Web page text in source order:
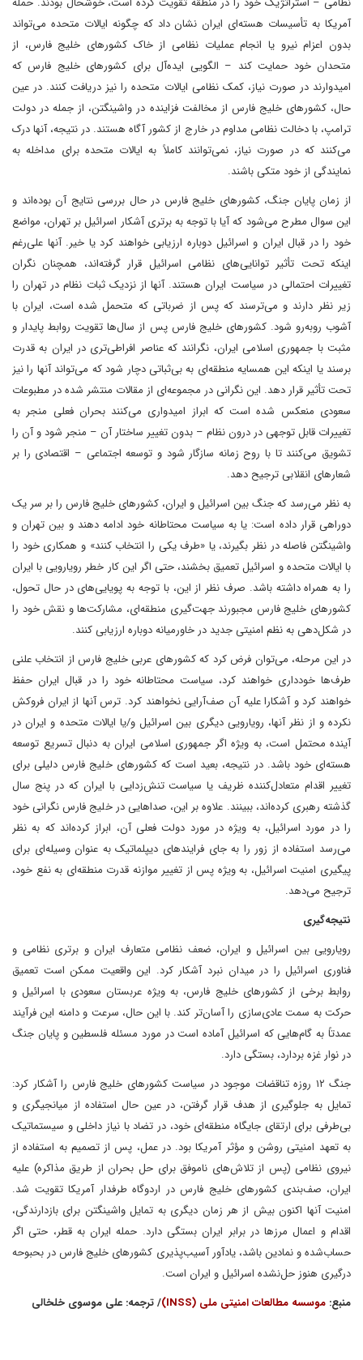
آمریکا به تأسیسات هسته‌ای ایران نشان داد که چگونه ایالات متحده می‌تواند
بدون اعزام نیرو یا انجام عملیات نظامی از خاک کشورهای خلیج فارس، از
متحدان خود حمایت کند – الگویی ایده‌آل برای کشورهای خلیج فارس که
امیدوارند در صورت نیاز، کمک نظامی ایالات متحده را نیز دریافت کنند. در عین
حال، کشورهای خلیج فارس از مخالفت فزاینده در واشینگتن، از جمله در دولت
ترامپ، با دخالت نظامی مداوم در خارج از کشور آگاه هستند. در نتیجه، آنها درک
می‌کنند که در صورت نیاز، نمی‌توانند کاملاً به ایالات متحده برای مداخله به
نمایندگی از خود متکی باشند.
از زمان پایان جنگ، کشورهای خلیج فارس در حال بررسی نتایج آن بوده‌اند و
این سوال مطرح می‌شود که آیا با توجه به برتری آشکار اسرائیل بر تهران، مواضع
خود را در قبال ایران و اسرائیل دوباره ارزیابی خواهند کرد یا خیر. آنها علی‌رغم
اینکه تحت تأثیر توانایی‌های نظامی اسرائیل قرار گرفته‌اند، همچنان نگران
تغییرات احتمالی در سیاست ایران هستند. آنها از نزدیک ثبات نظام در تهران را
زیر نظر دارند و می‌ترسند که پس از ضرباتی که متحمل شده است، ایران با
آشوب روبه‌رو شود. کشورهای خلیج فارس پس از سال‌ها تقویت روابط پایدار و
مثبت با جمهوری اسلامی ایران، نگرانند که عناصر افراطی‌تری در ایران به قدرت
برسند یا اینکه این همسایه منطقه‌ای به بی‌ثباتی دچار شود که می‌تواند آنها را نیز
تحت تأثیر قرار دهد. این نگرانی در مجموعه‌ای از مقالات منتشر شده در مطبوعات
سعودی منعکس شده است که ابراز امیدواری می‌کنند بحران فعلی منجر به
تغییرات قابل توجهی در درون نظام – بدون تغییر ساختار آن – منجر شود و آن را
تشویق می‌کنند تا با روح زمانه سازگار شود و توسعه اجتماعی – اقتصادی را بر
شعارهای انقلابی ترجیح دهد.
به نظر می‌رسد که جنگ بین اسرائیل و ایران، کشورهای خلیج فارس را بر سر یک
دوراهی قرار داده است: یا به سیاست محتاطانه خود ادامه دهند و بین تهران و
واشینگتن فاصله در نظر بگیرند، یا «طرف یکی را انتخاب کنند» و همکاری خود را
با ایالات متحده و اسرائیل تعمیق بخشند، حتی اگر این کار خطر رویارویی با ایران
را به همراه داشته باشد. صرف نظر از این، با توجه به پویایی‌های در حال تحول،
کشورهای خلیج فارس مجبورند جهت‌گیری منطقه‌ای، مشارکت‌ها و نقش خود را
در شکل‌دهی به نظم امنیتی جدید در خاورمیانه دوباره ارزیابی کنند.
در این مرحله، می‌توان فرض کرد که کشورهای عربی خلیج فارس از انتخاب علنی
طرف‌ها خودداری خواهند کرد، سیاست محتاطانه خود را در قبال ایران حفظ
خواهند کرد و آشکارا علیه آن صف‌آرایی نخواهند کرد. ترس آنها از ایران فروکش
نکرده و از نظر آنها، رویارویی دیگری بین اسرائیل و/یا ایالات متحده و ایران در
آینده محتمل است، به ویژه اگر جمهوری اسلامی ایران به دنبال تسریع توسعه
هسته‌ای خود باشد. در نتیجه، بعید است که کشورهای خلیج فارس دلیلی برای
تغییر اقدام متعادل‌کننده ظریف یا سیاست تنش‌زدایی با ایران که در پنج سال
گذشته رهبری کرده‌اند، ببینند. علاوه بر این، صداهایی در خلیج فارس نگرانی خود
را در مورد اسرائیل، به ویژه در مورد دولت فعلی آن، ابراز کرده‌اند که به نظر
می‌رسد استفاده از زور را به جای فرایندهای دیپلماتیک به عنوان وسیله‌ای برای
پیگیری امنیت اسرائیل، به ویژه پس از تغییر موازنه قدرت منطقه‌ای به نفع خود،
ترجیح می‌دهد.
نتیجه‌گیری
رویارویی بین اسرائیل و ایران، ضعف نظامی متعارف ایران و برتری نظامی و
فناوری اسرائیل را در میدان نبرد آشکار کرد. این واقعیت ممکن است تعمیق
روابط برخی از کشورهای خلیج فارس، به ویژه عربستان سعودی با اسرائیل و
حرکت به سمت عادی‌سازی را آسان‌تر کند. با این حال، سرعت و دامنه این فرآیند
عمدتاً به گام‌هایی که اسرائیل آماده است در مورد مسئله فلسطین و پایان جنگ
در نوار غزه بردارد، بستگی دارد.
جنگ ۱۲ روزه تناقضات موجود در سیاست کشورهای خلیج فارس را آشکار کرد:
تمایل به جلوگیری از هدف قرار گرفتن، در عین حال استفاده از میانجیگری و
بی‌طرفی برای ارتقای جایگاه منطقه‌ای خود، در تضاد با نیاز داخلی و سیستماتیک
به تعهد امنیتی روشن و مؤثر آمریکا بود. در عمل، پس از تصمیم به استفاده از
نیروی نظامی (پس از تلاش‌های ناموفق برای حل بحران از طریق مذاکره) علیه
ایران، صف‌بندی کشورهای خلیج فارس در اردوگاه طرفدار آمریکا تقویت شد.
امنیت آنها اکنون بیش از هر زمان دیگری به تمایل واشینگتن برای بازدارندگی،
اقدام و اعمال مرزها در برابر ایران بستگی دارد. حمله ایران به قطر، حتی اگر
حساب‌شده و نمادین باشد، یادآور آسیب‌پذیری کشورهای خلیج فارس در بحبوحه
درگیری هنوز حل‌نشده اسرائیل و ایران است.
منبع: موسسه مطالعات امنیتی ملی (INSS) / ترجمه: علی موسوی خلخالی